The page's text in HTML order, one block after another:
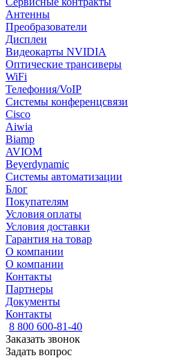
Антенны
Преобразователи
Дисплеи
Видеокарты NVIDIA
Оптические трансиверы
WiFi
Телефония/VoIP
Системы конференцсвязи
Cisco
Aiwia
Biamp
AVIOM
Beyerdynamic
Системы автоматизации
Блог
Покупателям
Условия оплаты
Условия доставки
Гарантия на товар
О компании
О компании
Контакты
Партнеры
Документы
Контакты
8 800 600-81-40
Заказать звонок
Задать вопрос